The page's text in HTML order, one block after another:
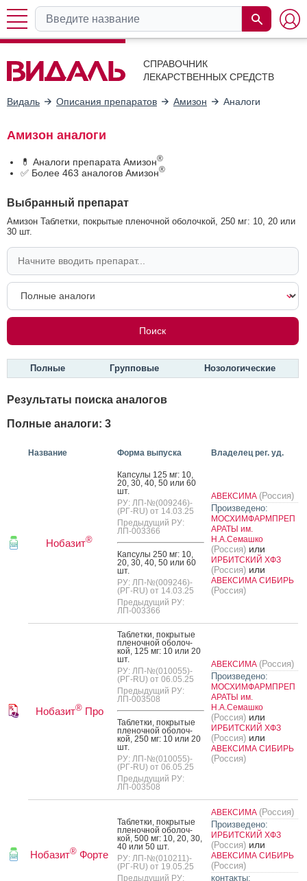
СПРАВОЧНИК
ЛЕКАРСТВЕННЫХ СРЕДСТВ
Видаль Описания препаратов Амизон Аналоги
Амизон аналоги
💊 Аналоги препарата Амизон®
✅ Более 463 аналогов Амизон®
Выбранный препарат
Амизон Таблетки, покрытые пленочной оболочкой, 250 мг: 10, 20 или
30 шт.
Полные Групповые Нозологические
Результаты поиска аналогов
Полные аналоги: 3
Название Форма выпуска Владелец рег. уд.
Нобазит®
Кап­су­лы 125 мг: 10,
20, 30, 40, 50 или 60
шт.
РУ: ЛП-№(009246)-
(РГ-RU) от 14.03.25
Предыдущий РУ:
ЛП-003366
Кап­су­лы 250 мг: 10,
20, 30, 40, 50 или 60
шт.
РУ: ЛП-№(009246)-
(РГ-RU) от 14.03.25
Предыдущий РУ:
ЛП-003366
АВЕКСИМА (Россия)
Произведено:
МОСХИМФАРМПРЕП
АРАТЫ им.
Н.А.Семашко
(Россия) или
ИРБИТСКИЙ ХФЗ
(Россия) или
АВЕКСИМА СИБИРЬ
(Россия)
Нобазит®Про
Таб­летки, пок­ры­тые
пле­ноч­ной обо­лоч­
кой, 125 мг: 10 или 20
шт.
РУ: ЛП-№(010055)-
(РГ-RU) от 06.05.25
Предыдущий РУ:
ЛП-003508
Таб­летки, пок­ры­тые
пле­ноч­ной обо­лоч­
кой, 250 мг: 10 или 20
шт.
РУ: ЛП-№(010055)-
(РГ-RU) от 06.05.25
Предыдущий РУ:
ЛП-003508
АВЕКСИМА (Россия)
Произведено:
МОСХИМФАРМПРЕП
АРАТЫ им.
Н.А.Семашко
(Россия) или
ИРБИТСКИЙ ХФЗ
(Россия) или
АВЕКСИМА СИБИРЬ
(Россия)
Нобазит® Форте
Таб­летки, пок­ры­тые
пле­ноч­ной обо­лоч­
кой, 500 мг: 10, 20, 30,
40 или 50 шт.
РУ: ЛП-№(010211)-
(РГ-RU) от 19.05.25
Предыдущий РУ:
АВЕКСИМА (Россия)
Произведено:
ИРБИТСКИЙ ХФЗ
(Россия) или
АВЕКСИМА СИБИРЬ
(Россия)
контакты: